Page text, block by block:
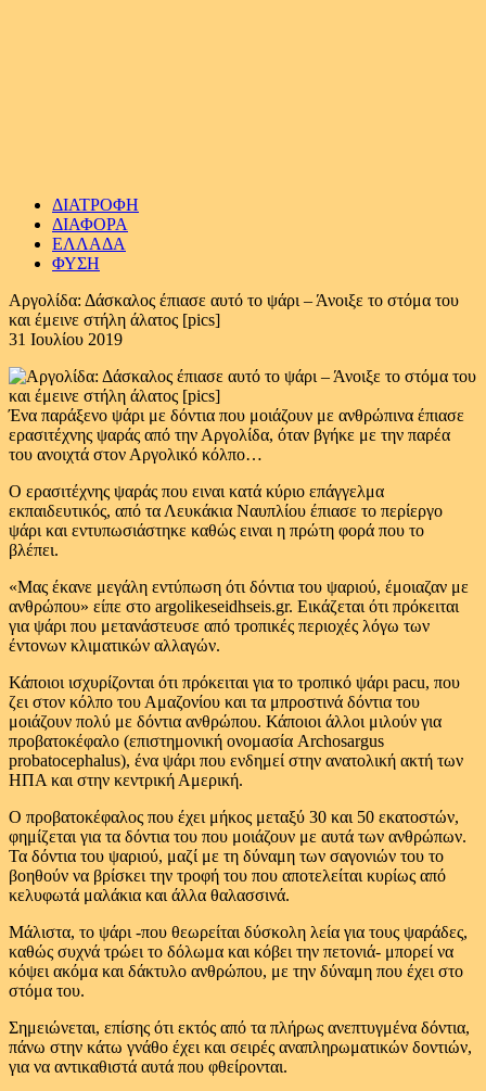
ΔΙΑΤΡΟΦΗ
ΔΙΑΦΟΡΑ
ΕΛΛΑΔΑ
ΦΥΣΗ
Αργολίδα: Δάσκαλος έπιασε αυτό το ψάρι – Άνοιξε το στόμα του
και έμεινε στήλη άλατος [pics]
31 Ιουλίου 2019
Ένα παράξενο ψάρι με δόντια που μοιάζουν με ανθρώπινα έπιασε
ερασιτέχνης ψαράς από την Αργολίδα, όταν βγήκε με την παρέα
του ανοιχτά στον Αργολικό κόλπο…
Ο ερασιτέχνης ψαράς που ειναι κατά κύριο επάγγελμα
εκπαιδευτικός, από τα Λευκάκια Ναυπλίου έπιασε το περίεργο
ψάρι και εντυπωσιάστηκε καθώς ειναι η πρώτη φορά που το
βλέπει.
«Μας έκανε μεγάλη εντύπωση ότι δόντια του ψαριού, έμοιαζαν με
ανθρώπου» είπε στο argolikeseidhseis.gr. Εικάζεται ότι πρόκειται
για ψάρι που μετανάστευσε από τροπικές περιοχές λόγω των
έντονων κλιματικών αλλαγών.
Κάποιοι ισχυρίζονται ότι πρόκειται για το τροπικό ψάρι pacu, που
ζει στον κόλπο του Αμαζονίου και τα μπροστινά δόντια του
μοιάζουν πολύ με δόντια ανθρώπου. Κάποιοι άλλοι μιλούν για
προβατοκέφαλο (επιστημονική ονομασία Archosargus
probatocephalus), ένα ψάρι που ενδημεί στην ανατολική ακτή των
ΗΠΑ και στην κεντρική Αμερική.
Ο προβατοκέφαλος που έχει μήκος μεταξύ 30 και 50 εκατοστών,
φημίζεται για τα δόντια του που μοιάζουν με αυτά των ανθρώπων.
Τα δόντια του ψαριού, μαζί με τη δύναμη των σαγονιών του το
βοηθούν να βρίσκει την τροφή του που αποτελείται κυρίως από
κελυφωτά μαλάκια και άλλα θαλασσινά.
Μάλιστα, το ψάρι -που θεωρείται δύσκολη λεία για τους ψαράδες,
καθώς συχνά τρώει το δόλωμα και κόβει την πετονιά- μπορεί να
κόψει ακόμα και δάκτυλο ανθρώπου, με την δύναμη που έχει στο
στόμα του.
Σημειώνεται, επίσης ότι εκτός από τα πλήρως ανεπτυγμένα δόντια,
πάνω στην κάτω γνάθο έχει και σειρές αναπληρωματικών δοντιών,
για να αντικαθιστά αυτά που φθείρονται.